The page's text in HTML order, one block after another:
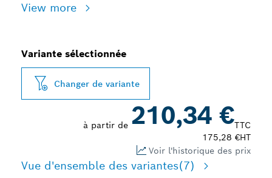
View more
Variante sélectionnée
Changer de variante
à partir de 210,34 €TTC
175,28 €HT
Voir l'historique des prix
Vue d'ensemble des variantes(7)